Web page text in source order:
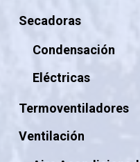
Secadoras
Condensación
Eléctricas
Termoventiladores
Ventilación